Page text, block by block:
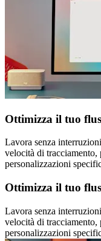
Ottimizza il tuo
Lavora senza
velocità di tracciamento,
personalizzazioni
Ottimizza il tuo
Lavora senza
velocità di tracciamento,
personalizzazioni